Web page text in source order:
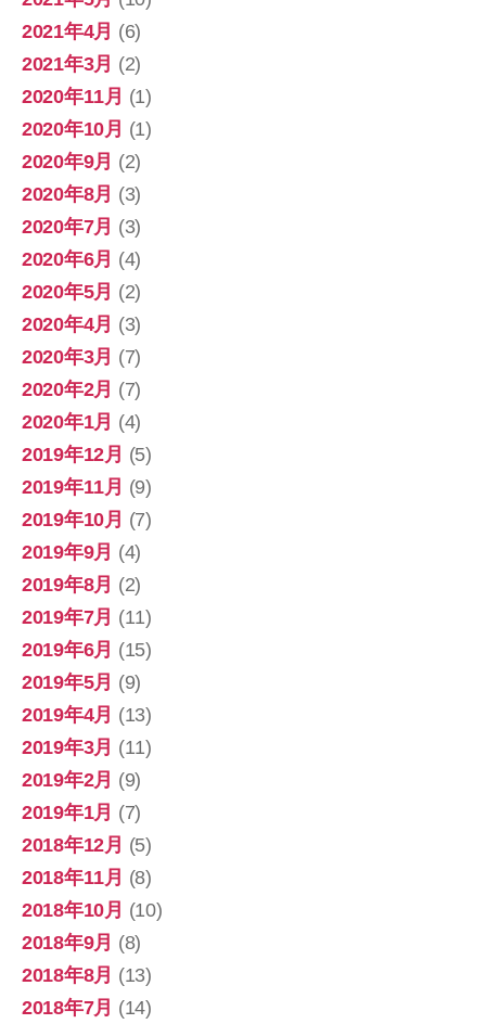
2021年4月 (6)
2021年3月 (2)
2020年11月 (1)
2020年10月 (1)
2020年9月 (2)
2020年8月 (3)
2020年7月 (3)
2020年6月 (4)
2020年5月 (2)
2020年4月 (3)
2020年3月 (7)
2020年2月 (7)
2020年1月 (4)
2019年12月 (5)
2019年11月 (9)
2019年10月 (7)
2019年9月 (4)
2019年8月 (2)
2019年7月 (11)
2019年6月 (15)
2019年5月 (9)
2019年4月 (13)
2019年3月 (11)
2019年2月 (9)
2019年1月 (7)
2018年12月 (5)
2018年11月 (8)
2018年10月 (10)
2018年9月 (8)
2018年8月 (13)
2018年7月 (14)